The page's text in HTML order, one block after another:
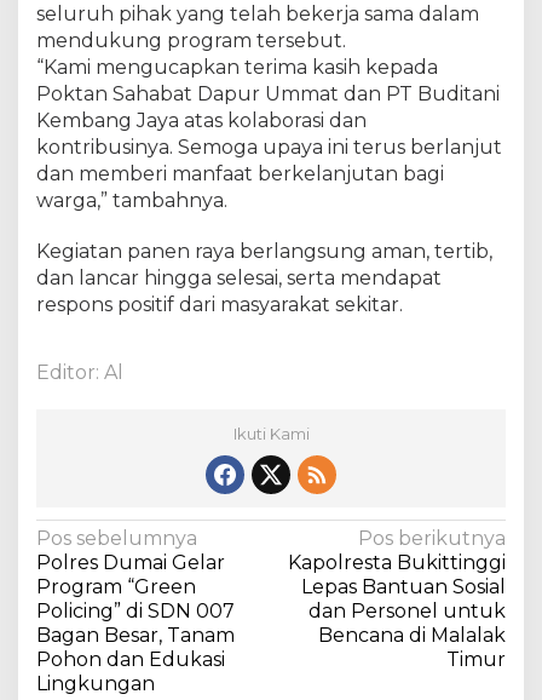
seluruh pihak yang telah bekerja sama dalam
mendukung program tersebut.
“Kami mengucapkan terima kasih kepada
Poktan Sahabat Dapur Ummat dan PT Buditani
Kembang Jaya atas kolaborasi dan
kontribusinya. Semoga upaya ini terus berlanjut
dan memberi manfaat berkelanjutan bagi
warga,” tambahnya.
Kegiatan panen raya berlangsung aman, tertib,
dan lancar hingga selesai, serta mendapat
respons positif dari masyarakat sekitar.
Editor: Al
Ikuti Kami
N
a
v
i
g
Pos sebelumnya
Polres Dumai Gelar
Program “Green
Policing” di SDN 007
Bagan Besar, Tanam
Pohon dan Edukasi
Lingkungan
Pos berikutnya
Kapolresta Bukittinggi
Lepas Bantuan Sosial
dan Personel untuk
Bencana di Malalak
Timur